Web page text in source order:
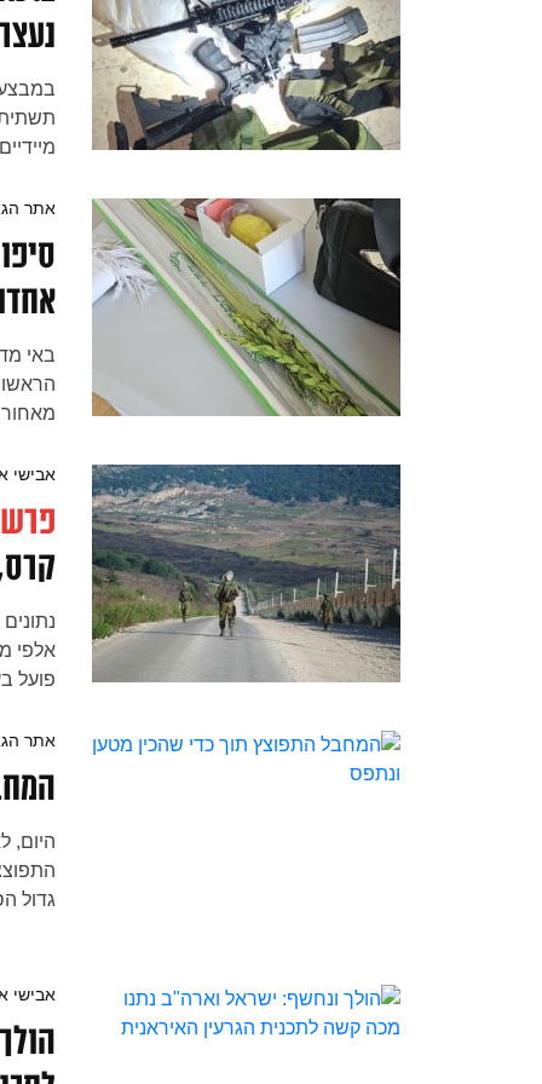
תשתית
אתר
באי
וקיים!
אבישי
אלפי
פועל
אתר
גדול
אבישי